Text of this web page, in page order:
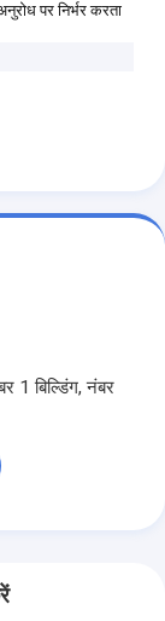
पर निर्भर करता
1 बिल्डिंग, नंबर